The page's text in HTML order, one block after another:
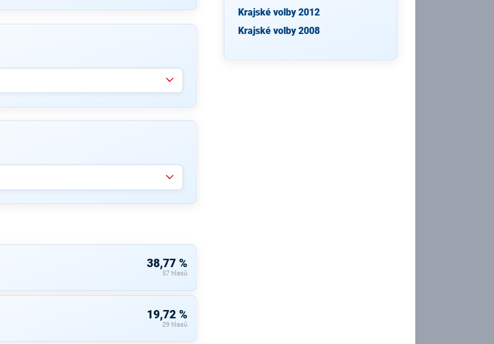
38,77 %
57 hlasů
19,72 %
29 hlasů
Krajské volby 2012
Krajské volby 2008